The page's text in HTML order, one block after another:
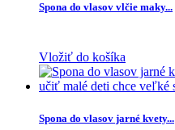
Spona do vlasov vlčie maky...
Vložiť do košíka
Spona do vlasov jarné kvety...